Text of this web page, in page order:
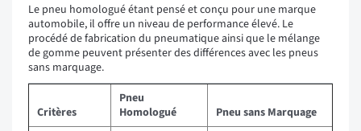
Le pneu homologué étant pensé et conçu pour une marque
automobile, il offre un niveau de performance élevé. Le
procédé de fabrication du pneumatique ainsi que le mélange
de gomme peuvent présenter des différences avec les pneus
sans marquage.
Critères
Pneu
Homologué
Pneu sans Marquage